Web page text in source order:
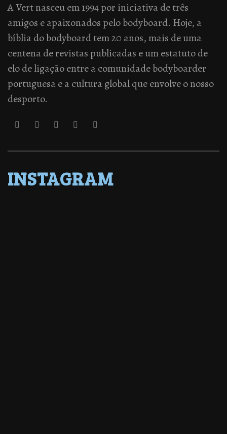
A Vert nasceu em 1994 por iniciativa de três
amigos e apaixonados pelo bodyboard. Hoje, a
bíblia do bodyboard tem 20 anos, mais de uma
centena de revistas publicadas e um estatuto de
elo de ligação entre a comunidade bodyboarder
portuguesa e a cultura global que envolve o nosso
desporto.
INSTAGRAM